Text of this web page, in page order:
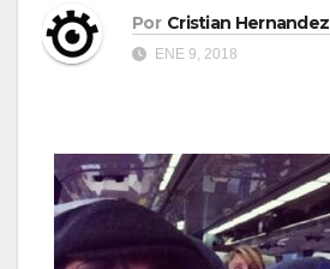
Por Cristian Hernandez
ENE 9, 2018